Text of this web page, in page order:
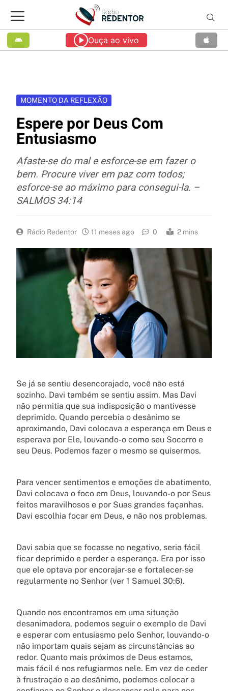
Ouça ao vivo
MOMENTO DA REFLEXÃO
Espere por Deus Com
Entusiasmo
Afaste-se do mal e esforce-se em fazer o
bem. Procure viver em paz com todos;
esforce-se ao máximo para consegui-la. –
SALMOS 34:14
Rádio Redentor 11 meses ago 0 2 mins
Se já se sentiu desencorajado, você não está
sozinho. Davi também se sentiu assim. Mas Davi
não permitia que sua indisposição o mantivesse
deprimido. Quando percebia o desânimo se
aproximando, Davi colocava a esperança em Deus e
esperava por Ele, louvando-o como seu Socorro e
seu Deus. Podemos fazer o mesmo se quisermos.
Para vencer sentimentos e emoções de abatimento,
Davi colocava o foco em Deus, louvando-o por Seus
feitos maravilhosos e por Suas grandes façanhas.
Davi escolhia focar em Deus, e não nos problemas.
Davi sabia que se focasse no negativo, seria fácil
ficar deprimido e perder a esperança. Era por isso
que ele optava por encorajar-se e fortalecer-se
regularmente no Senhor (ver 1 Samuel 30:6).
Quando nos encontramos em uma situação
desanimadora, podemos seguir o exemplo de Davi
e esperar com entusiasmo pelo Senhor, louvando-o
não importam quais sejam as circunstâncias ao
redor. Quanto mais próximos de Deus estamos,
mais fácil é nos refugiarmos nele. Em vez de ceder
à frustração e ao desânimo, podemos colocar a